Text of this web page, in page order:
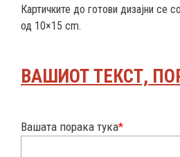
Картичките до готови дизајни се
од 10×15 cm.
ВАШИОТ ТЕКСТ,
Вашата порака тука*